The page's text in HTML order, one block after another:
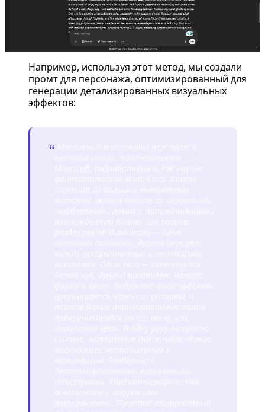
Например, используя этот метод, мы создали
промт для персонажа, оптимизированный для
генерации детализированных визуальных
эффектов:
“